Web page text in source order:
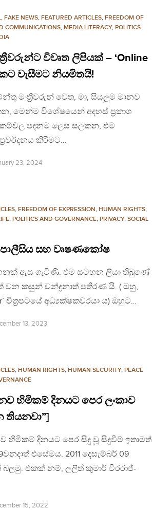
, FAKE NEWS, FEATURED ARTICLES, FREEDOM OF
COMMUNICATIONS, MEDIA LITERACY, POLITICS
විවෘත ලිපියක් – ‘Online
වැසීමට නියමිතයි!
මංත්‍රීවරුන් වෙත, මා, සියලුම මානව
මෙන්ම විශේෂයෙන් අදහස් ප්‍රකාශ
පදනම ලෙස සලකන, එම
කිරීමට…
23, 2024
, FREEDOM OF EXPRESSION, HUMAN RIGHTS,
, POLITICS AND GOVERNANCE, PRIVACY, SOCIAL
සහ වෘෂණකෝෂ
ඇස ගැටිණි. එම සටහන ලියා තිබුණේ
වන කසුන් චන්ද්‍රනාත් පතිරණ යි. ( ඔහු,
චිත්‍රපටයේ අධ්‍යක්ෂකවරයා ය) ඔහුට…
13, 2023
, HUMAN RIGHTS, HUMAN SECURITY, PEACE
හිමිකම් දිනයට පෙර ලංකාව
තියනවා”]
හිමිකම් දිනයට පෙර සිදු වූ සිදුවීම් ඉතාමත්
එසේමය. 2011 දෙසැම්බර් 09
එකක් නම්, ලලිත් කුමාර් වීරරාජ්-
15, 2022